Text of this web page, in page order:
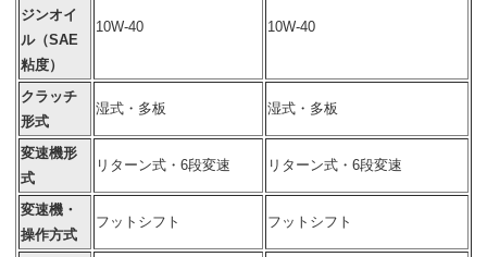
ジンオイ
ル（SAE
粘度）
10W-40 10W-40
クラッチ
形式
湿式・多板 湿式・多板
変速機形
式
リターン式・6段変速 リターン式・6段変速
変速機・
操作方式
フットシフト フットシフト